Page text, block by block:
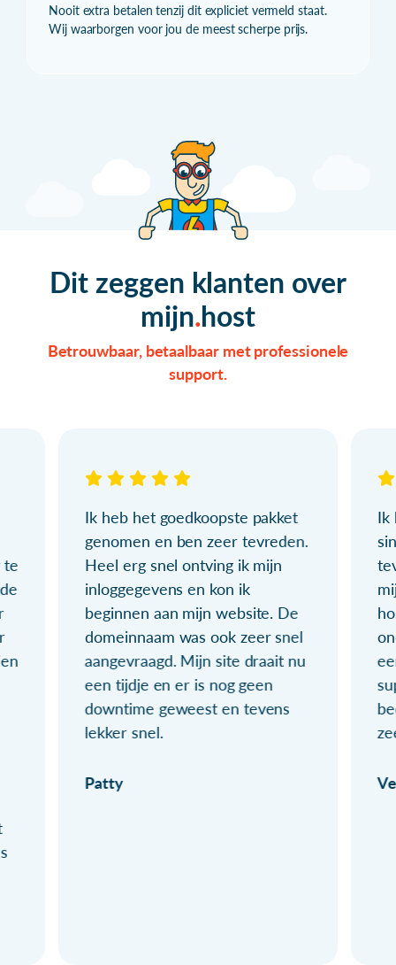
Nooit extra betalen tenzij dit expliciet vermeld staat.
Wij waarborgen voor jou de meest scherpe prijs.
Dit zeggen klanten over
mijn host
Betrouwbaar, betaalbaar met professionele
support.
te
Ik heb het goedkoopste pakket
genomen en ben zeer tevreden.
Heel erg snel ontving ik mijn
inloggegevens en kon ik
beginnen aan mijn website. De
domeinnaam was ook zeer snel
aangevraagd. Mijn site draait nu
een tijdje en er is nog geen
downtime geweest en tevens
lekker snel.
Patty
Ik